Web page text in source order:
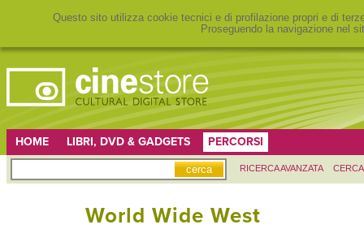
Questo sito utilizza cookie tecnici e di profilazione propri e di
Proseguendo la navigazione nel
HOME LIBRI, DVD & GADGETS PERCORSI
RICERCA AVANZATA
World Wide West